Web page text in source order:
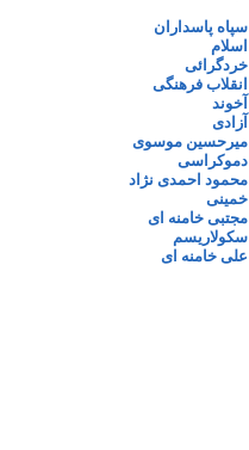
سپاه پاسداران
اسلام
خردگرائی
انقلاب فرهنگی
آخوند
آزادی
میرحسین موسوی
دموکراسی
محمود احمدی نژاد
خمینی
مجتبی خامنه ای
سکولاریسم
علی خامنه ای